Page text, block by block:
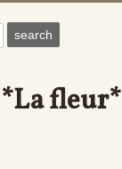
search
*La fleur*